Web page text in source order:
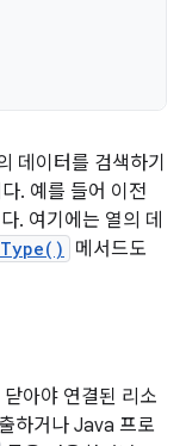
데이터를 검색하기
. 예를 들어 이전
. 여기에는 열의 데
메서드도
아야 연결된 리소
하거나 Java 프로